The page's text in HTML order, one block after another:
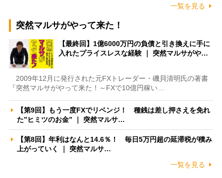
一覧を見る
突然マルサがやって来た！
【最終回】1億6000万円の負債と引き換えに手に
入れたプライスレスな経験 ｜ 突然マルサがや…
2009年12月に発行された元FXトレーダー・磯貝清明氏の著書
『突然マルサがやって来た！～FXで10億円稼い…
【第9回】もう一度FXでリベンジ！ 種銭は差し押さえを免れ
た”ヒミツのお金” ｜ 突然マルサ…
【第8回】年利はなんと14.6％！ 毎日5万円超の延滞税が積み
上がっていく ｜ 突然マルサ…
一覧を見る